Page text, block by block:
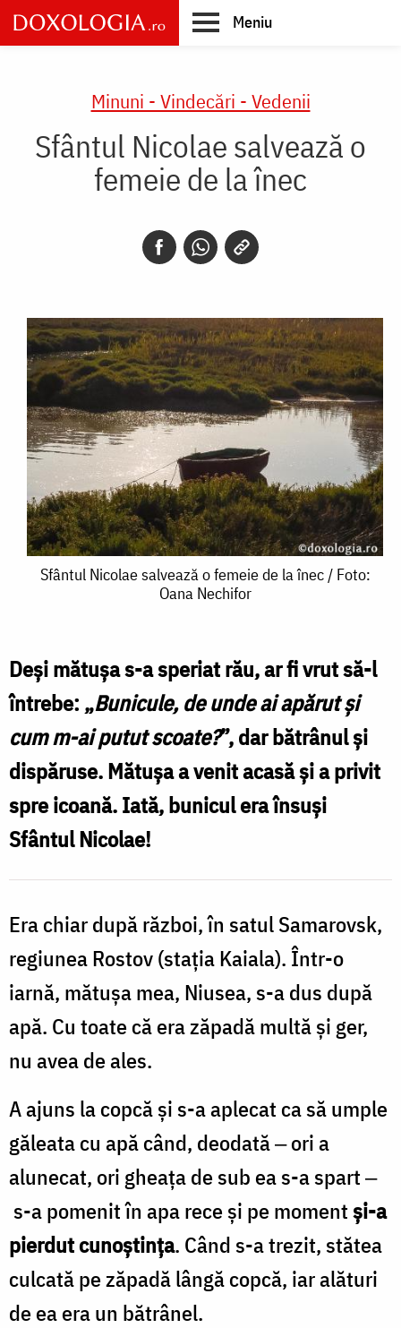
Skip
to
main
Meniu
Minuni - Vindecări - Vedenii
Sfântul Nicolae salvează o
femeie de la înec
Sfântul
o
femeie
de
înec
Foto:
Oana
Nechifor
Sfântul Nicolae salvează o femeie de la înec / Foto:
Oana Nechifor
Deşi mătuşa s-a speriat rău, ar fi vrut să-l
întrebe: „Bunicule, de unde ai apărut şi
cum m-ai putut scoate?”, dar bătrânul şi
dispăruse. Mătuşa a venit acasă şi a privit
spre icoană. Iată, bunicul era însuşi
Sfântul Nicolae!
Era chiar după război, în satul Samarovsk,
regiunea Rostov (staţia Kaiala). Într-o
iarnă, mătuşa mea, Niusea, s-a dus după
apă. Cu toate că era zăpadă multă şi ger,
nu avea de ales.
A ajuns la copcă şi s-a aplecat ca să umple
găleata cu apă când, deodată ‒ ori a
alunecat, ori gheaţa de sub ea s-a spart ‒
s-a pomenit în apa rece şi pe momentşi-a
pierdut cunoştinţa. Când s-a trezit, stătea
culcată pe zăpadă lângă copcă, iar alături
de ea era un bătrânel.